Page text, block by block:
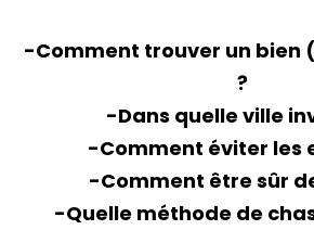
-Comment trouver un bien
?
-Dans quelle ville
-​Comment éviter les
​-Comment être sûr
-Quelle méthode de